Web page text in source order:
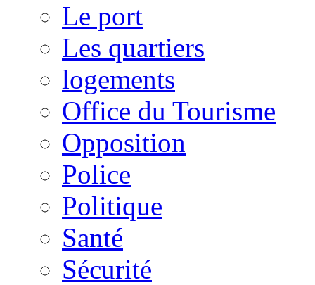
Le port
Les quartiers
logements
Office du Tourisme
Opposition
Police
Politique
Santé
Sécurité